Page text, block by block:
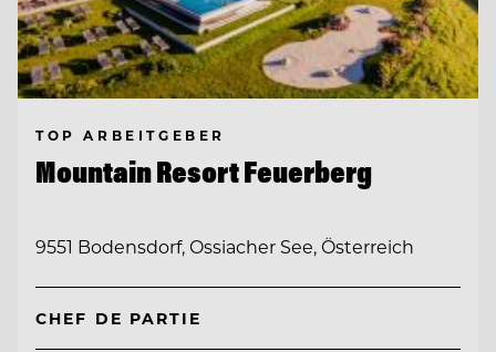
TOP ARBEITGEBER
Mountain Resort Feuerberg
9551 Bodensdorf, Ossiacher See, Österreich
CHEF DE PARTIE